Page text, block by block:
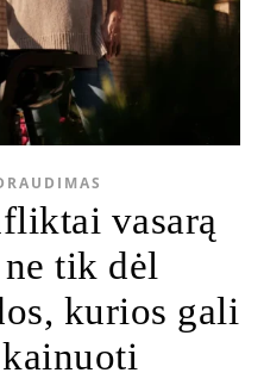
vasarą
tik dėl
kurios gali